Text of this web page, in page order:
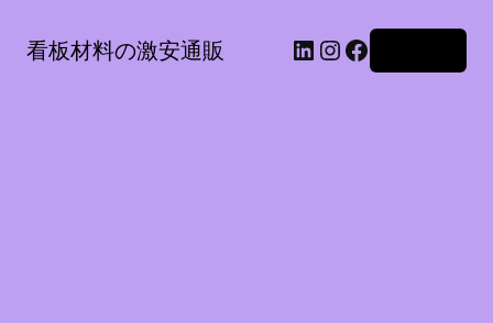
看板材料の激安通販 LinkedIn Instagram Facebook